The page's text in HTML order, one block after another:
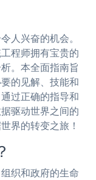
人兴奋的机会。
程师拥有宝贵的
。本全面指南旨
的见解、技能和
过正确的指导和
驱动世界之间的
界的转变之旅！
织和政府的生命